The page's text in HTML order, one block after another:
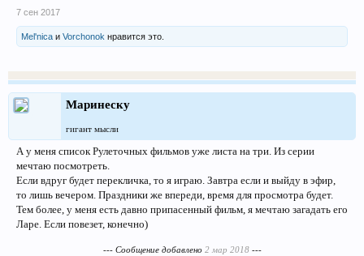
7 сен 2017
Mel'nica и Vorchonok нравится это.
Маринеску
гигант мысли
А у меня список Рулеточных фильмов уже листа на три. Из серии
мечтаю посмотреть.
Если вдруг будет перекличка, то я играю. Завтра если и выйду в эфир,
то лишь вечером. Праздники же впереди, время для просмотра будет.
Тем более, у меня есть давно припасенный фильм, я мечтаю загадать его
Ларе. Если повезет, конечно)
--- Сообщение добавлено 2 мар 2018---